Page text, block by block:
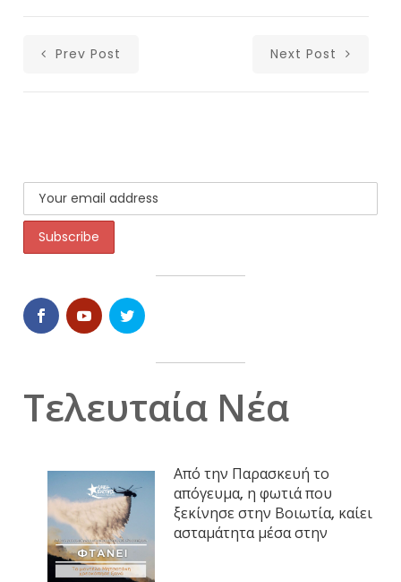
Prev Post Next Post
Τελευταία Νέα
Από την Παρασκευή το
απόγευμα, η φωτιά που
ξεκίνησε στην Βοιωτία, καίει
ασταμάτητα μέσα στην